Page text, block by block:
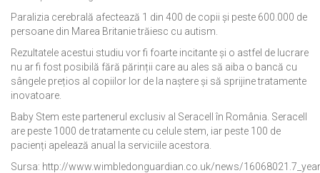
Paralizia cerebrală afectează 1 din 400 de copii și peste 600.000 de
persoane din Marea Britanie trăiesc cu autism.
Rezultatele acestui studiu vor fi foarte incitante și o astfel de lucrare
nu ar fi fost posibilă fără părinții care au ales să aiba o bancă cu
sângele prețios al copiilor lor de la naștere și să sprijine tratamente
inovatoare.
Baby Stem este partenerul exclusiv al Seracell în România. Seracell
are peste 1000 de tratamente cu celule stem, iar peste 100 de
pacienți apelează anual la serviciile acestora.
Sursa: http://www.wimbledonguardian.co.uk/news/